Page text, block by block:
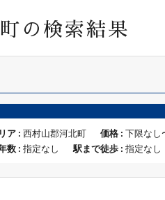
の検索結果
ア : 西村山郡河北町 価格 : 下限なし
数 : 指定なし 駅まで徒歩 : 指定なし